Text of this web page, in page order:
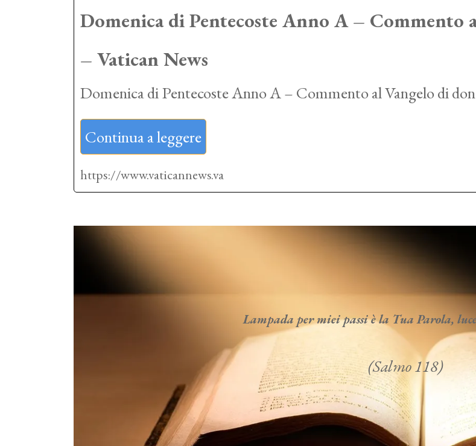
Domenica di Pentecoste Anno A – Commento
– Vatican News
Domenica di Pentecoste Anno A – Commento al Vangelo di
Continua a leggere
https://www.vaticannews.va
Lampada per miei passi è la Tua Parola,
(Salmo 118)